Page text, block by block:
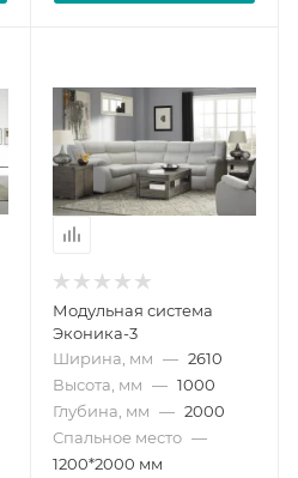
Модульная система
Эконика-3
Ширина, мм — 2610
Высота, мм — 1000
Глубина, мм — 2000
Спальное место —
1200*2000 мм